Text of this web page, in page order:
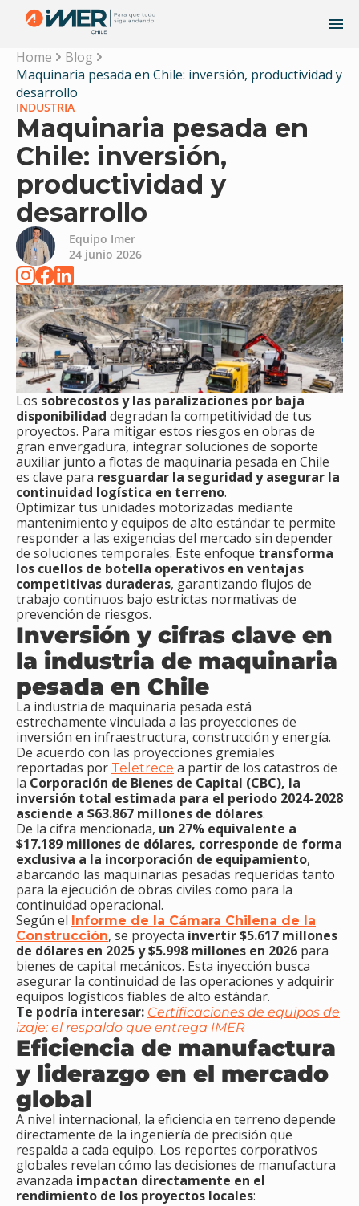
Home
Blog
Maquinaria pesada en Chile: inversión, productividad y
desarrollo
INDUSTRIA
Maquinaria pesada en
Chile: inversión,
productividad y
desarrollo
Equipo Imer
24 junio 2026
Los sobrecostos y las paralizaciones por baja
disponibilidad degradan la competitividad de tus
proyectos. Para mitigar estos riesgos en obras de
gran envergadura, integrar soluciones de soporte
auxiliar junto a flotas de maquinaria pesada en Chile
es clave para resguardar la seguridad y asegurar la
continuidad logística en terreno.
Optimizar tus unidades motorizadas mediante
mantenimiento y equipos de alto estándar te permite
responder a las exigencias del mercado sin depender
de soluciones temporales. Este enfoque transforma
los cuellos de botella operativos en ventajas
competitivas duraderas, garantizando flujos de
trabajo continuos bajo estrictas normativas de
prevención de riesgos.
Inversión y cifras clave en
la industria de maquinaria
pesada en Chile
La industria de maquinaria pesada está
estrechamente vinculada a las proyecciones de
inversión en infraestructura, construcción y energía.
De acuerdo con las proyecciones gremiales
reportadas por Teletrece a partir de los catastros de
la Corporación de Bienes de Capital (CBC), la
inversión total estimada para el periodo 2024-2028
asciende a $63.867 millones de dólares.
De la cifra mencionada, un 27% equivalente a
$17.189 millones de dólares, corresponde de forma
exclusiva a la incorporación de equipamiento,
abarcando las maquinarias pesadas requeridas tanto
para la ejecución de obras civiles como para la
continuidad operacional.
Según el nforme de la Cámara Chilena de la
Construcción, se proyecta invertir $5.617 millones
de dólares en 2025 y $5.998 millones en 2026 para
bienes de capital mecánicos. Esta inyección busca
asegurar la continuidad de las operaciones y adquirir
equipos logísticos fiables de alto estándar.
Te podría interesar: Certificaciones de equipos de
izaje: el respaldo que entrega IMER
Eficiencia de manufactura
y liderazgo en el mercado
global
A nivel internacional, la eficiencia en terreno depende
directamente de la ingeniería de precisión que
respalda a cada equipo. Los reportes corporativos
globales revelan cómo las decisiones de manufactura
avanzada impactan directamente en el
rendimiento de los proyectos locales: